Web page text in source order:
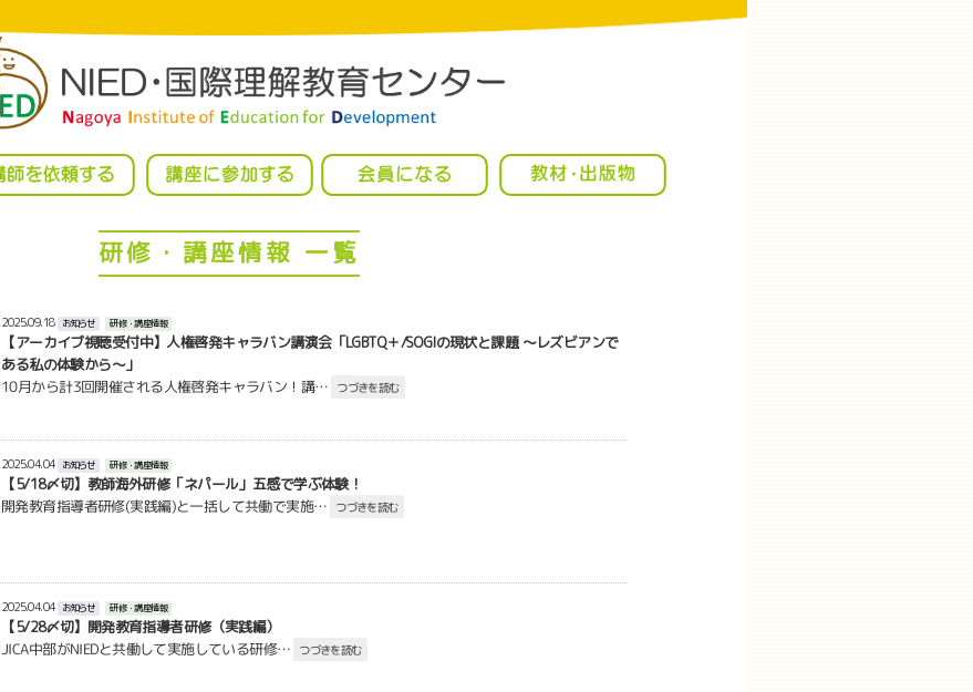
研修・講座情報 一覧
2025.09.18 お知らせ 研修・講座情報
【アーカイブ視聴受付中】人権啓発キャラバン講演会「LGBTQ＋/SOGIの現状と課題 ～レズビアンで
ある私の体験から～」
10月から計3回開催される人権啓発キャラバン！講… つづきを読む
2025.04.04 お知らせ 研修・講座情報
【5/18〆切】教師海外研修「ネパール」五感で学ぶ体験！
開発教育指導者研修(実践編)と一括して共働で実施… つづきを読む
2025.04.04 お知らせ 研修・講座情報
【5/28〆切】開発教育指導者研修（実践編）
JICA中部がNIEDと共働して実施している研修… つづきを読む